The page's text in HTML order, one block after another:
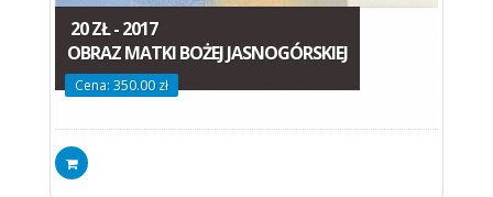
20 ZŁ - 2017
OBRAZ MATKI BOŻEJ JASNOGÓRSKIEJ
Cena: 350.00 zł